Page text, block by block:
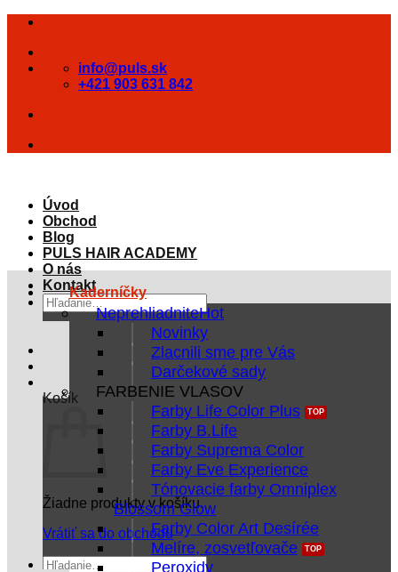
Skip
content
info@puls.sk
+421 903 631 842
Úvod
Obchod
Blog
PULS HAIR ACADEMY
O nás
Kontakt
Hľadať:
Košík
Žiadne produkty v košíku.
Vrátiť sa do obchodu
Hľadať:
Kaderníčky
Neprehliadnite
Novinky
Zlacnili sme pre Vás
Darčekové sady
FARBENIE VLASOV
Farby Life Color Plus
Farby B.Life
Farby Suprema Color
Farby Eve Experience
Tónovacie farby Omniplex
Blossom Glow
Farby Color Art Desírée
Melíre, zosvetľovače
Peroxidy